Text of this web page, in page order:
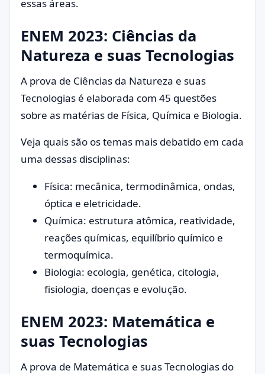
essas áreas.
ENEM 2023: Ciências da
Natureza e suas Tecnologias
A prova de Ciências da Natureza e suas
Tecnologias é elaborada com 45 questões
sobre as matérias de Física, Química e Biologia.
Veja quais são os temas mais debatido em cada
uma dessas disciplinas:
Física: mecânica, termodinâmica, ondas,
óptica e eletricidade.
Química: estrutura atômica, reatividade,
reações químicas, equilíbrio químico e
termoquímica.
Biologia: ecologia, genética, citologia,
fisiologia, doenças e evolução.
ENEM 2023: Matemática e
suas Tecnologias
A prova de Matemática e suas Tecnologias do